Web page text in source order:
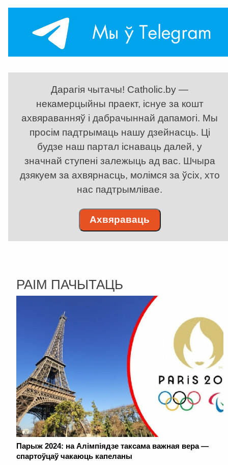
Дарагія чытачы! Catholic.by —
некамерцыйны праект, існуе за кошт
ахвяраванняў і дабрачыннай дапамогі. Мы
просім падтрымаць нашу дзейнасць. Ці
будзе наш партал існаваць далей, у
значнай ступені залежыць ад вас. Шчыра
дзякуем за ахвярнасць, молімся за ўсіх, хто
нас падтрымлівае.
Ахвяраваць
РАІМ ПАЧЫТАЦЬ
Парыж 2024: на Алімпіядзе таксама важная вера —
спартоўцаў чакаюць капеланы